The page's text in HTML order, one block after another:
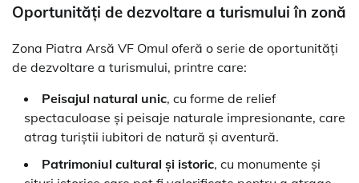
Oportunități de dezvoltare a turismului în zonă
Zona Piatra Arsă VF Omul oferă o serie de oportunități
de dezvoltare a turismului, printre care:
Peisajul natural unic, cu forme de relief
spectaculoase și peisaje naturale impresionante, care
atrag turiștii iubitori de natură și aventură.
Patrimoniul cultural și istoric, cu monumente și